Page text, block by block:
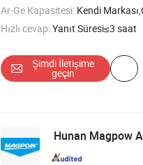
Ar-Ge Kapasitesi: Kendi
Hızlı cevap:Yanıt Süresi≤3 saat
Şimdi İletişime
geçin
Hunan Magpow